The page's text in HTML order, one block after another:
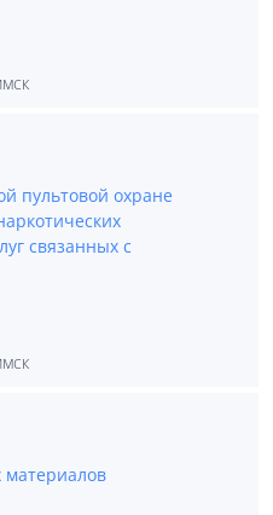
пультовой охране
связанных с
материалов